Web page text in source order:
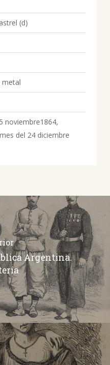
(d)
metal
noviembre1864,
del 24 diciembre
Argentina.